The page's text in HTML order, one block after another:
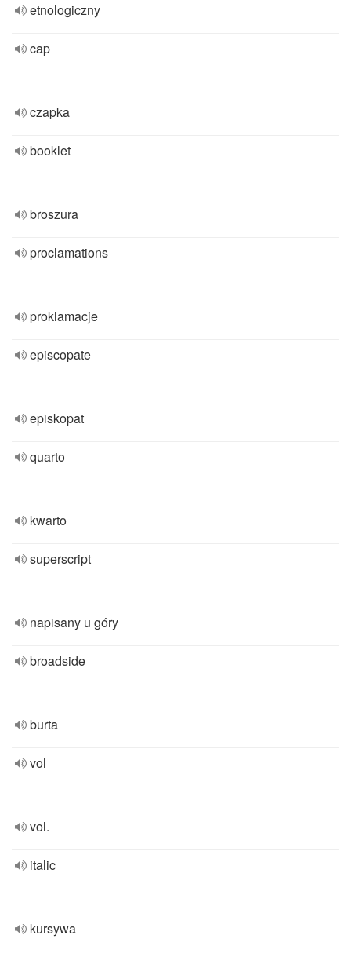
etnologiczny
cap
czapka
booklet
broszura
proclamations
proklamacje
episcopate
episkopat
quarto
kwarto
superscript
napisany u góry
broadside
burta
vol
vol.
italic
kursywa